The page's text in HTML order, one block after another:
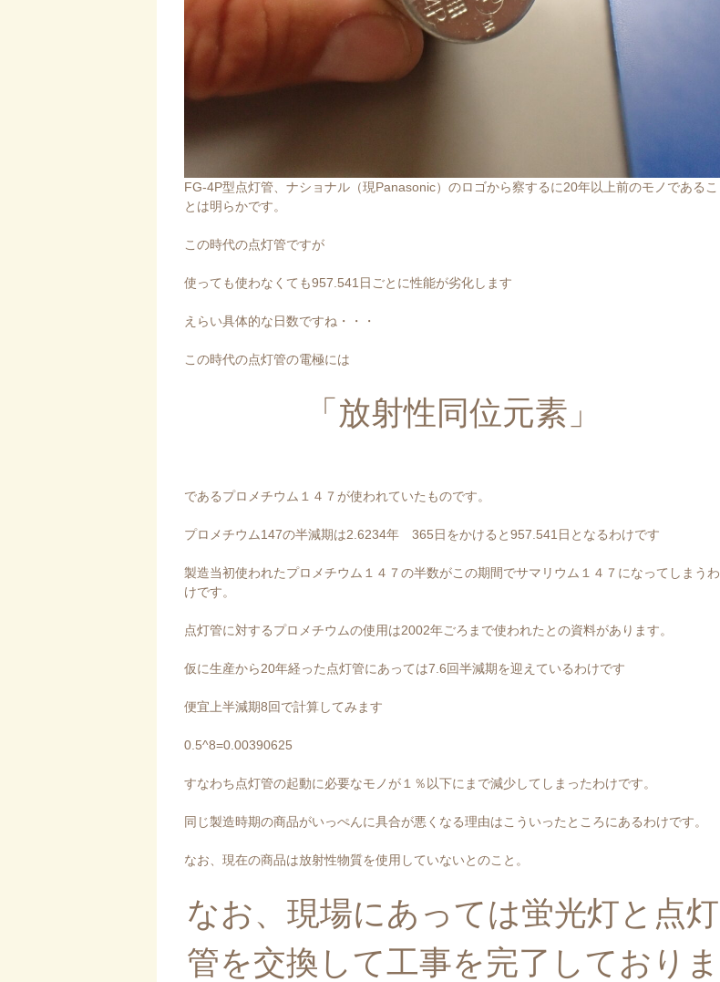
FG-4P型点灯管、ナショナル（現Panasonic）のロゴから察するに20年以上前のモノであるこ
とは明らかです。
この時代の点灯管ですが
使っても使わなくても957.541日ごとに性能が劣化します
えらい具体的な日数ですね・・・
この時代の点灯管の電極には
「放射性同位元素」
であるプロメチウム１４７が使われていたものです。
プロメチウム147の半減期は2.6234年 365日をかけると957.541日となるわけです
製造当初使われたプロメチウム１４７の半数がこの期間でサマリウム１４７になってしまうわ
けです。
点灯管に対するプロメチウムの使用は2002年ごろまで使われたとの資料があります。
仮に生産から20年経った点灯管にあっては7.6回半減期を迎えているわけです
便宜上半減期8回で計算してみます
0.5^8=0.00390625
すなわち点灯管の起動に必要なモノが１％以下にまで減少してしまったわけです。
同じ製造時期の商品がいっぺんに具合が悪くなる理由はこういったところにあるわけです。
なお、現在の商品は放射性物質を使用していないとのこと。
なお、現場にあっては蛍光灯と点灯
管を交換して工事を完了しておりま